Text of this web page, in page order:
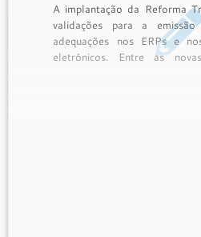
A implantação da Reforma
validações para a
adequações nos ERPs e
eletrônicos. Entre as